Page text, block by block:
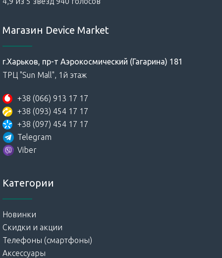
Магазин Device Market
г.Харьков, пр-т Аэрокосмический (Гагарина) 181
ТРЦ "Sun Mall", 1й этаж
+38 (066) 913 17 17
+38 (093) 454 17 17
+38 (097) 454 17 17
Telegram
Viber
Категории
Новинки
Скидки и акции
Телефоны (смартфоны)
Аксессуары